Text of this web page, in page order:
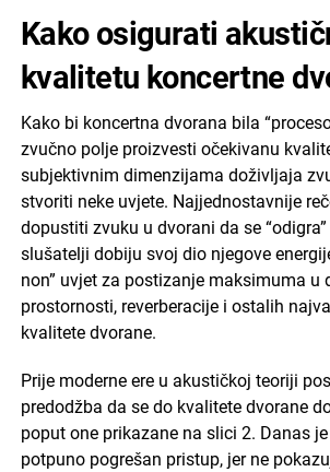
Kako osigurati
kvalitetu koncertne
Kako bi koncertna dvorana bila
zvučno polje proizvesti očekivanu
subjektivnim dimenzijama doživljaja
stvoriti neke uvjete. Najjednostavnije
dopustiti zvuku u dvorani da se
slušatelji dobiju svoj dio njegove
non” uvjet za postizanje maksimuma u
prostornosti, reverberacije i ostalih
kvalitete dvorane.
Prije moderne ere u akustičkoj teoriji
predodžba da se do kvalitete dvorane
poput one prikazane na slici 2. Danas
potpuno pogrešan pristup, jer ne